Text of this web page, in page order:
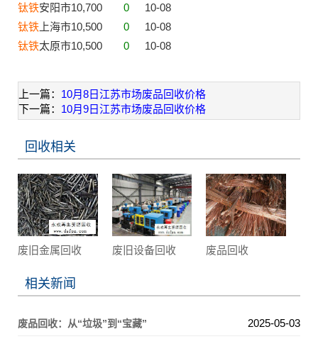
钛铁安阳市10,700 0
10-08
钛铁 上海市10,500 0
10-08
钛铁太原市10,500 0 10-08
上一篇： 10月8日江苏市场废品回收价格
下一篇： 10月9日江苏市场废品回收价格
回收相关
废旧金属回收 废旧设备回收 废品回收
相关新闻
废品回收：从“垃圾”到“宝藏” 2025-05-03